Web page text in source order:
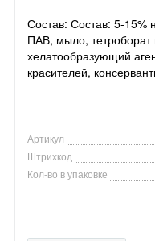
Состав: Состав: 5-
ПАВ, мыло, тетроборат
хелатообразующий
красителей,
Артикул
Штрихкод
Кол-во в упаковке